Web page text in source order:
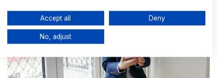
Data may be shared outside of the European Union and send to the
Your consent and the cookie policy applies solely to this
website/app.
We use your data for the following purposes:
IAB processing purposes:
Accept all Deny
No, adjust